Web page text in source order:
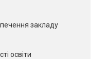
закладу
освіти